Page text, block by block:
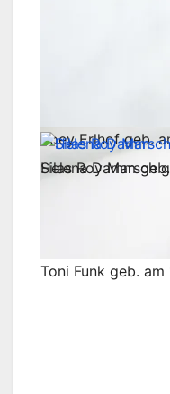
Toni Funk geb.
Zoey Erlhof geb.
Silas Roy Marsch
Helena Damm